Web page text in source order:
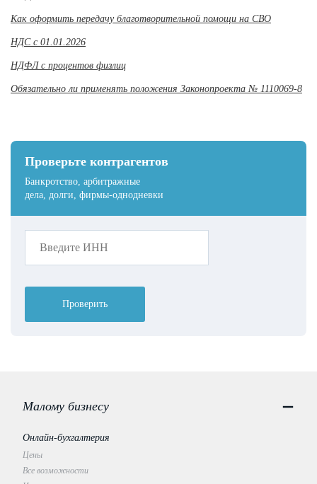
Проверьте контрагентов
Банкротство, арбитражные
дела, долги, фирмы-однодневки
Проверить
Как оформить передачу благотворительной помощи на СВО
НДС с 01.01.2026
НДФЛ с процентов физлиц
Обязательно ли применять положения Законопроекта № 1110069-8
Малому бизнесу
Онлайн-бухгалтерия
Цены
Все возможности